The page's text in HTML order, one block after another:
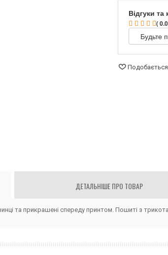
Відгуки та
(
Будьте
Подобається
ДЕТАЛЬНІШЕ ПРО ТОВАР
та прикрашені спереду принтом. Пошиті з